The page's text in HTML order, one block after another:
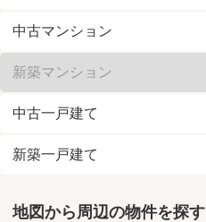
中古マンション
新築マンション
中古一戸建て
新築一戸建て
地図から周辺の物件を探す